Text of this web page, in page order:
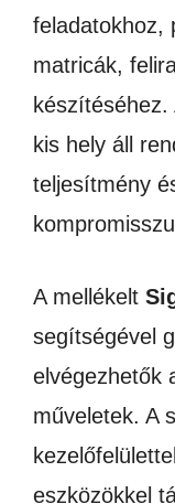
feladatokhoz,
matricák,
készítéséhez.
kis hely áll
teljesítmény
A mellékelt
segítségével
elvégezhetők
műveletek. A
eszközökkel